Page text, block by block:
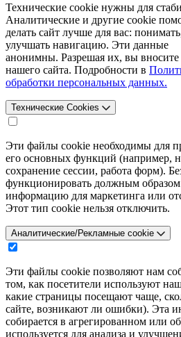
Технические cookie нужны для
Аналитические и другие cookie
делать сайт лучше для вас:
улучшать навигацию. Эти данные
анонимны. Разрешая их, вы вносите
нашего сайта. Подробности в
обработки персональных данных.
Технические Cookies
Эти файлы cookie необходимы для
его основных функций (например,
сохранение сессии, работа форм).
функционировать должным
информацию для маркетинга или
Этот тип cookie нельзя отключить.
Аналитические/Рекламные cookie
Эти файлы cookie позволяют нам
том, как посетители используют
какие страницы посещают чаще,
сайте, возникают ли ошибки). Эта
собирается в агрегированном или
используется для анализа и